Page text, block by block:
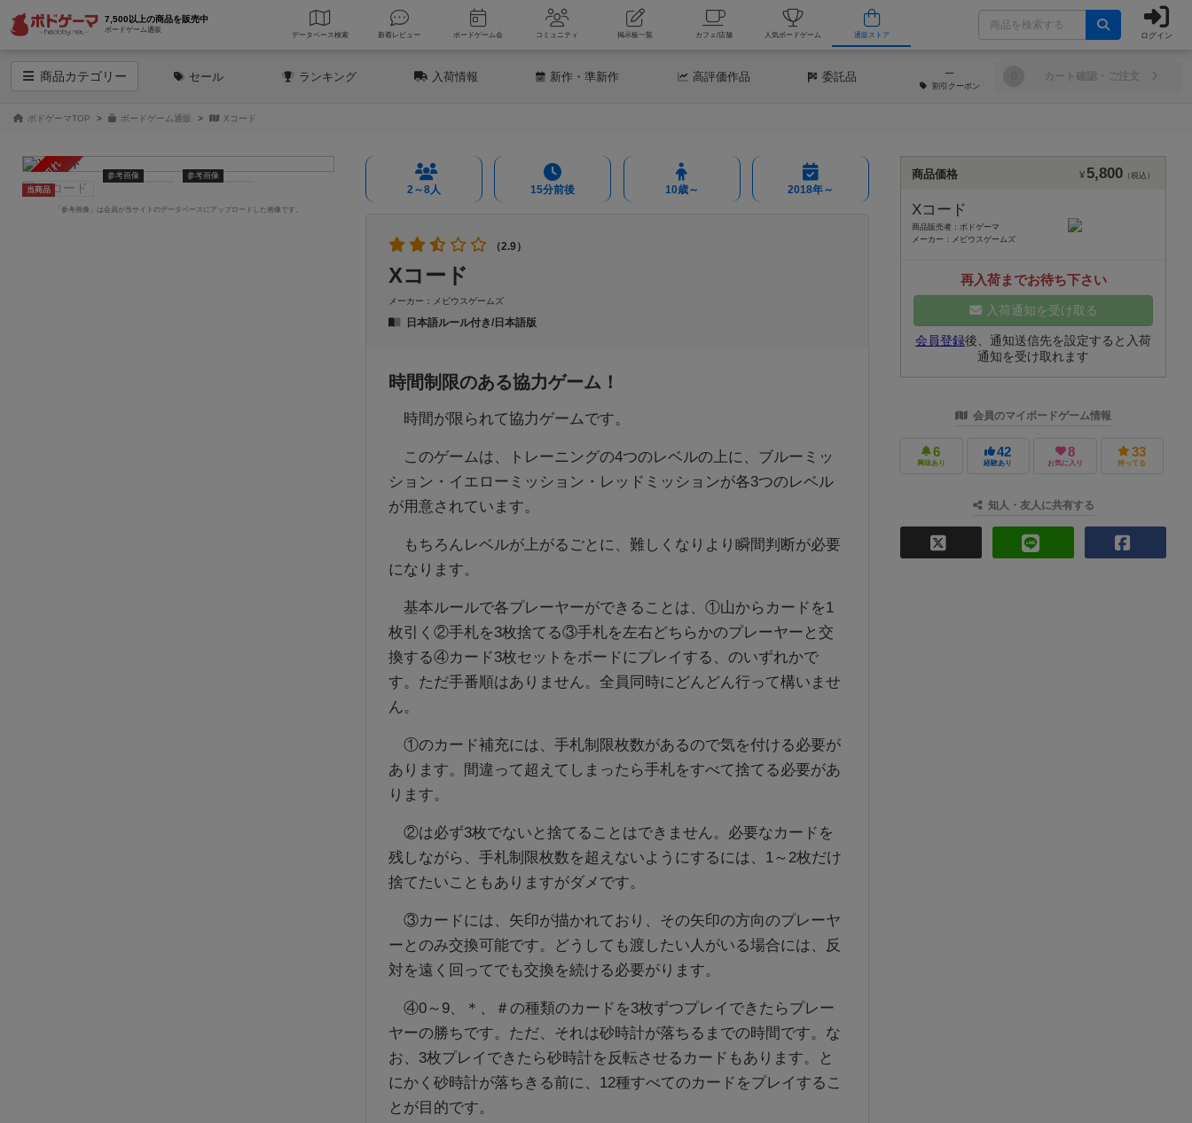
7,500以上の商品を販売中
ボードゲーム通販
データベース 検索 新着レビュー ボードゲーム会 コミュニティ 掲示板一覧 カフェ/店舗 人気ボードゲーム 通販ストア ログイン
商品カテゴリー セール ランキング 入荷情報 新作 ・準新作 高評価作品 委託品 ─
割引 クーポン
カート確認・ご注文
ボドゲーマTOP ボードゲーム通販 Xコード
売り切れ
当商品
参考画像 参考画像
「参考画像」は会員が当サイトのデータベースにアップロードした画像です。
2～8人 15分前後 10歳～ 2018年～
（2.9）
Xコード
メーカー：メビウスゲームズ
日本語ルール付き/日本語版
時間制限のある協力ゲーム！
時間が限られて協力ゲームです。
このゲームは、トレーニングの4つのレベルの上に、ブルーミッ
ション・イエローミッション・レッドミッションが各3つのレベル
が用意されています。
もちろんレベルが上がるごとに、難しくなりより瞬間判断が必要
になります。
基本ルールで各プレーヤーができることは、①山からカードを1
枚引く②手札を3枚捨てる③手札を左右どちらかのプレーヤーと交
換する④カード3枚セットをボードにプレイする、のいずれかで
す。ただ手番順はありません。全員同時にどんどん行って構いませ
ん。
①のカード補充には、手札制限枚数があるので気を付ける必要が
あります。間違って超えてしまったら手札をすべて捨てる必要があ
ります。
②は必ず3枚でないと捨てることはできません。必要なカードを
残しながら、手札制限枚数を超えないようにするには、1～2枚だけ
捨てたいこともありますがダメです。
③カードには、矢印が描かれており、その矢印の方向のプレーヤ
ーとのみ交換可能です。どうしても渡したい人がいる場合には、反
対を遠く回ってでも交換を続ける必要がります。
④0～9、＊、＃の種類のカードを3枚ずつプレイできたらプレー
ヤーの勝ちです。ただ、それは砂時計が落ちるまでの時間です。な
お、3枚プレイできたら砂時計を反転させるカードもあります。と
にかく砂時計が落ちきる前に、12種すべてのカードをプレイするこ
とが目的です。
商品価格 ¥5,800 （税込）
Xコード
商品販売者：ボドゲーマ
メーカー：メビウスゲームズ
再入荷までお待ち下さい
入荷通知を受け取る
会員登録後、通知送信先を設定すると入荷
通知を受け取れます
会員のマイボードゲーム情報
6
興味あり
42
経験あり
8
お気に入り
33
持ってる
知人・友人に共有する